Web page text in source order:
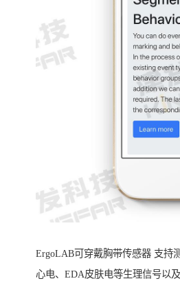
ErgoLAB可穿戴胸带传感器 支持
心电、EDA皮肤电等生理信号以